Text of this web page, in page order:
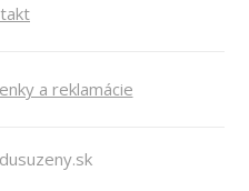
a reklamácie